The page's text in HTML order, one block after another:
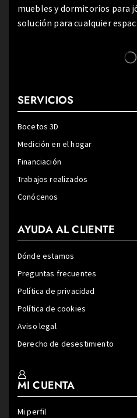
muebles y dormitorios para
solución para cualquier
SERVICIOS
Bocetos 3D
Medición en el hogar
Financiación
Trabajos realizados
Conócenos
AYUDA AL CLIENTE
Dónde estamos
Preguntas frecuentes
Política de privacidad
Política de cookies
Aviso legal
Derecho de desestimiento
MI CUENTA
Mi perfil